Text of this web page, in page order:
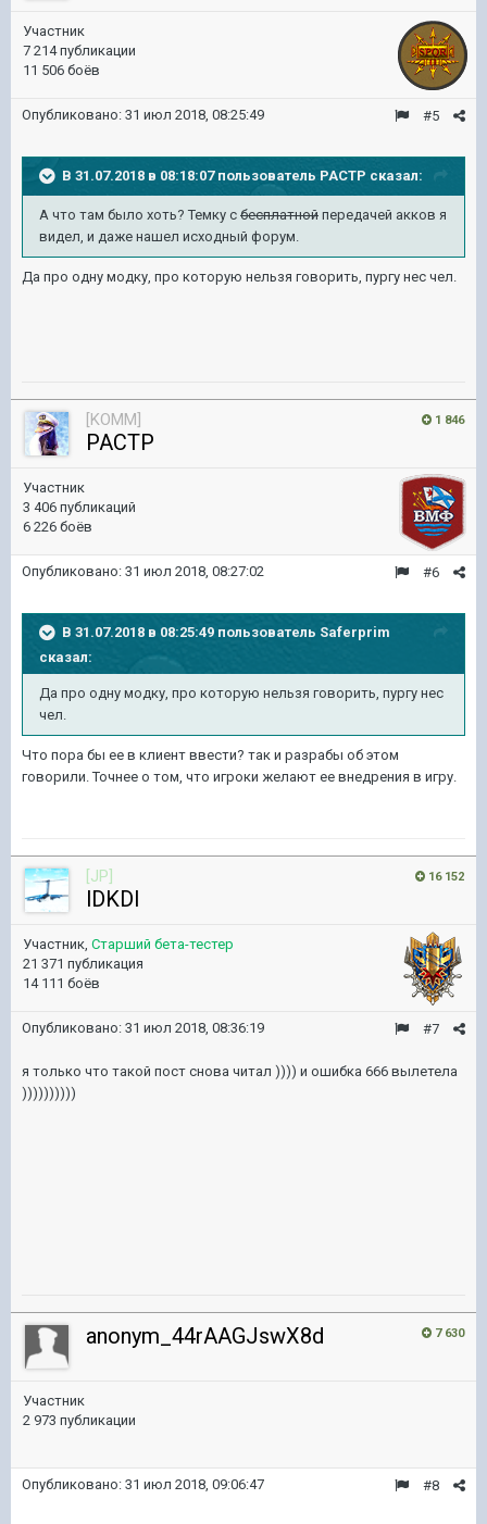
Участник
7 214 публикации
11 506 боёв
#5
Опубликовано: 31 июл 2018, 08:25:49
В 31.07.2018 в 08:18:07 пользователь PACTP сказал:
А что там было хоть? Темку с бесплатной передачей акков я
видел, и даже нашел исходный форум.
Да про одну модку, про которую нельзя говорить, пургу нес чел.
1 846
[KOMM]
PACTP
Участник
3 406 публикаций
6 226 боёв
#6
Опубликовано: 31 июл 2018, 08:27:02
В 31.07.2018 в 08:25:49 пользователь Saferprim
сказал:
Да про одну модку, про которую нельзя говорить, пургу нес
чел.
Что пора бы ее в клиент ввести? так и разрабы об этом
говорили. Точнее о том, что игроки желают ее внедрения в игру.
16 152
[JP]
lDKDl
Участник, Старший бета-тестер
21 371 публикация
14 111 боёв
#7
Опубликовано: 31 июл 2018, 08:36:19
я только что такой пост снова читал )))) и ошибка 666 вылетела
))))))))))
7 630
anonym_44rAAGJswX8d
Участник
2 973 публикации
#8
Опубликовано: 31 июл 2018, 09:06:47